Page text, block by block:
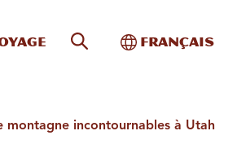
Recherche sur le
Basculer
Français
montagne incontournables à Utah